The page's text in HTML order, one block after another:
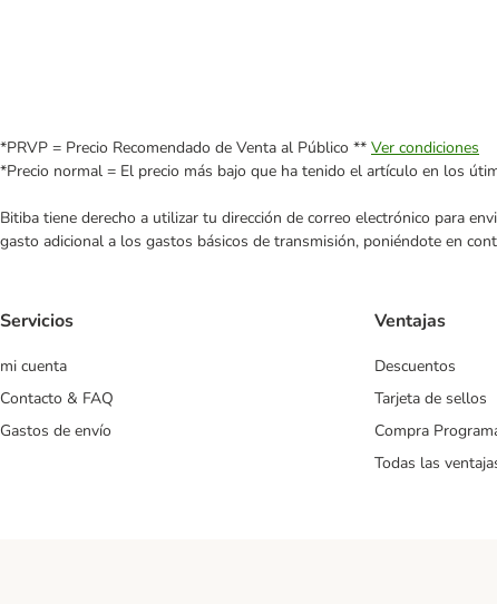
*PRVP = Precio Recomendado de Venta al Público ** Ver condiciones
*Precio normal = El precio más bajo que ha tenido el artículo en los
Bitiba tiene derecho a utilizar tu dirección de correo electrónico para
gasto adicional a los gastos básicos de transmisión, poniéndote en
Servicios
mi cuenta
Contacto & FAQ
Gastos de envío
Ventajas
Descuentos
Tarjeta de sellos
Compra
Todas las